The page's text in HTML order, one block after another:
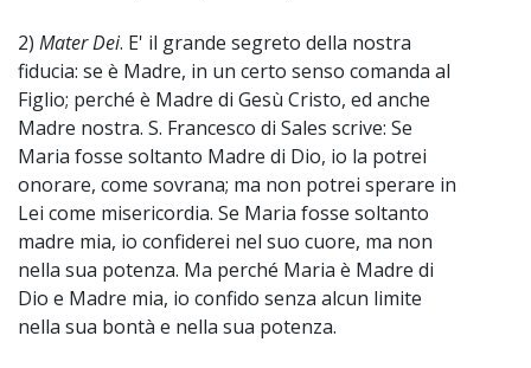
2) Mater Dei. E' il grande segreto della nostra
fiducia: se è Madre, in un certo senso comanda al
Figlio; perché è Madre di Gesù Cristo, ed anche
Madre nostra. S. Francesco di Sales scrive: Se
Maria fosse soltanto Madre di Dio, io la potrei
onorare, come sovrana; ma non potrei sperare in
Lei come misericordia. Se Maria fosse soltanto
madre mia, io confiderei nel suo cuore, ma non
nella sua potenza. Ma perché Maria è Madre di
Dio e Madre mia, io confido senza alcun limite
nella sua bontà e nella sua potenza.